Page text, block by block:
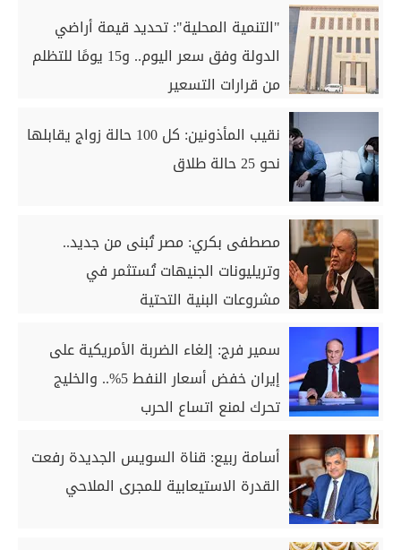
"التنمية المحلية": تحديد قيمة أراضي
الدولة وفق سعر اليوم.. و15 يومًا للتظلم
من قرارات التسعير
نقيب المأذونين: كل 100 حالة زواج يقابلها
نحو 25 حالة طلاق
مصطفى بكري: مصر تُبنى من جديد..
وتريليونات الجنيهات تُستثمر في
مشروعات البنية التحتية
سمير فرج: إلغاء الضربة الأمريكية على
إيران خفض أسعار النفط 5%.. والخليج
تحرك لمنع اتساع الحرب
أسامة ربيع: قناة السويس الجديدة رفعت
القدرة الاستيعابية للمجرى الملاحي